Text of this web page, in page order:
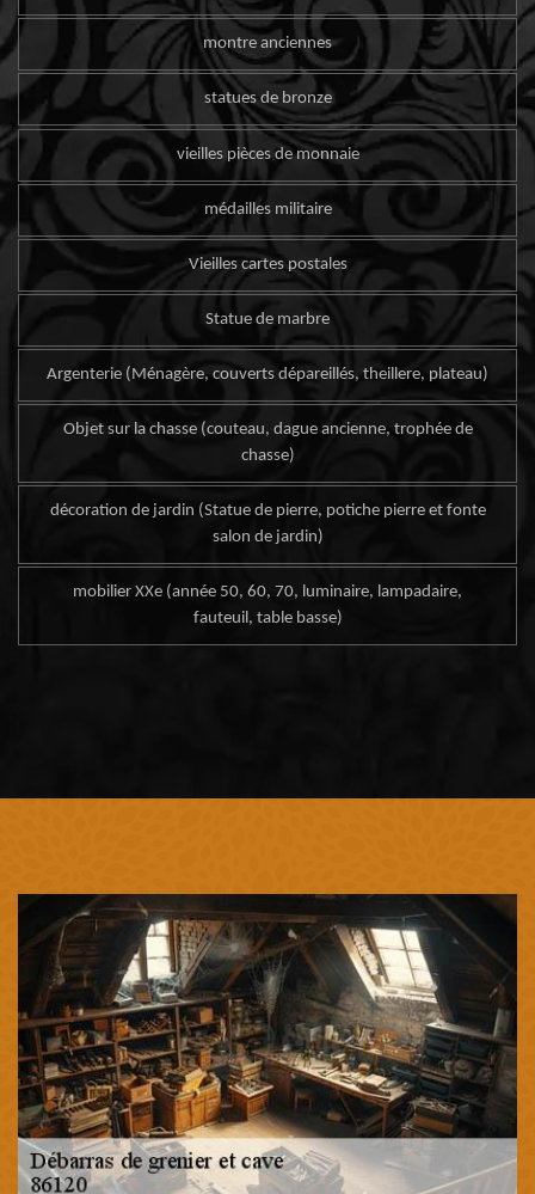
montre anciennes
statues de bronze
vieilles pièces de monnaie
médailles militaire
Vieilles cartes postales
Statue de marbre
Argenterie (Ménagère, couverts dépareillés, theillere, plateau)
Objet sur la chasse (couteau, dague ancienne, trophée de
chasse)
décoration de jardin (Statue de pierre, potiche pierre et fonte
salon de jardin)
mobilier XXe (année 50, 60, 70, luminaire, lampadaire,
fauteuil, table basse)